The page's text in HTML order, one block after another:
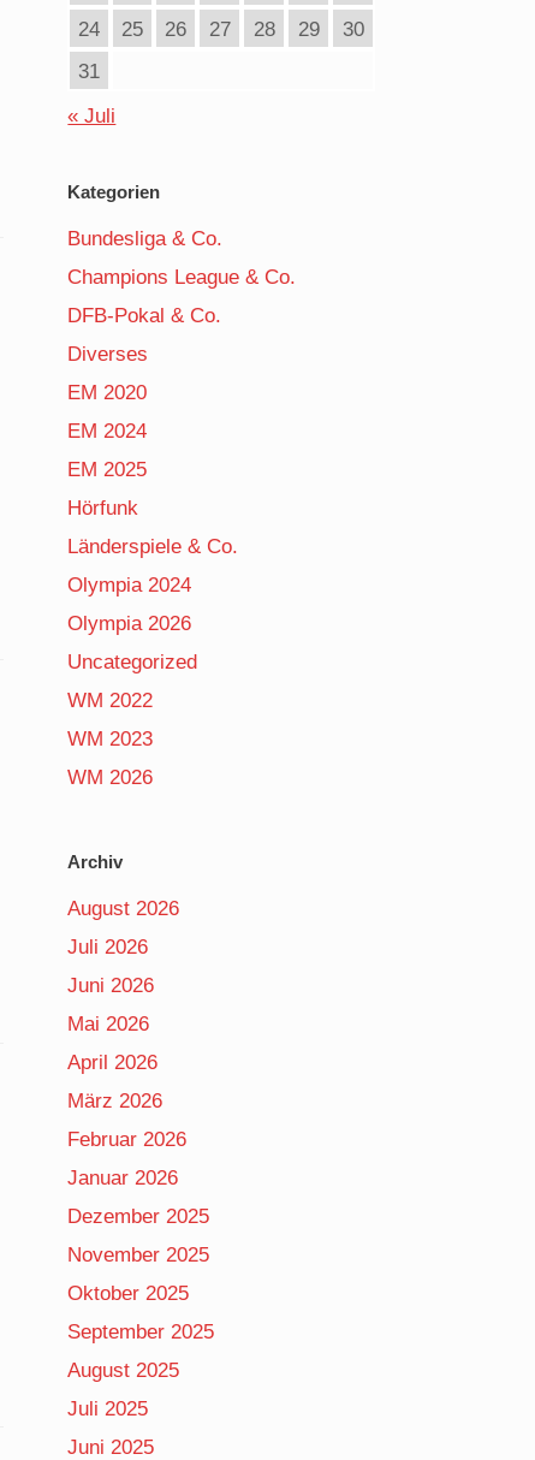
24
25 26 27 28 29
30
31
« Juli
Kategorien
Bundesliga & Co.
Champions League & Co.
DFB-Pokal & Co.
Diverses
EM 2020
EM 2024
EM 2025
Hörfunk
Länderspiele & Co.
Olympia 2024
Olympia 2026
Uncategorized
WM 2022
WM 2023
WM 2026
Archiv
August 2026
Juli 2026
Juni 2026
Mai 2026
April 2026
März 2026
Februar 2026
Januar 2026
Dezember 2025
November 2025
Oktober 2025
September 2025
August 2025
Juli 2025
Juni 2025